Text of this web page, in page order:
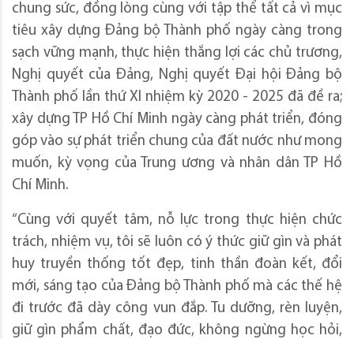
chung sức, đồng lòng cùng với tập thể tất cả vì mục
tiêu xây dựng Đảng bộ Thành phố ngày càng trong
sạch vững mạnh, thực hiện thắng lợi các chủ trương,
Nghị quyết của Đảng, Nghị quyết Đại hội Đảng bộ
Thành phố lần thứ XI nhiệm kỳ 2020 - 2025 đã đề ra;
xây dựng TP Hồ Chí Minh ngày càng phát triển, đóng
góp vào sự phát triển chung của đất nước như mong
muốn, kỳ vọng của Trung ương và nhân dân TP Hồ
Chí Minh.
“Cùng với quyết tâm, nỗ lực trong thực hiện chức
trách, nhiệm vụ, tôi sẽ luôn có ý thức giữ gìn và phát
huy truyền thống tốt đẹp, tinh thần đoàn kết, đổi
mới, sáng tạo của Đảng bộ Thành phố mà các thế hệ
đi trước đã dày công vun đắp. Tu dưỡng, rèn luyện,
giữ gìn phẩm chất, đạo đức, không ngừng học hỏi,